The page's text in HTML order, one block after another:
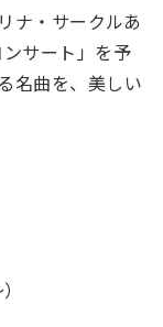
ナ・サークルあ
サート」を予
名曲を、美しい